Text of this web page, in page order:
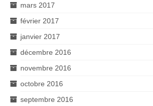
mars 2017
février 2017
janvier 2017
décembre 2016
novembre 2016
octobre 2016
septembre 2016